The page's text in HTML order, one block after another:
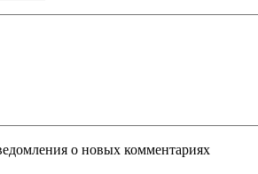
о новых комментариях